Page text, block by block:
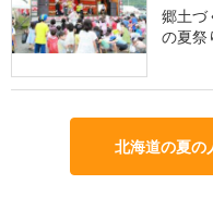
郷土づ
の夏祭
北海道の夏の